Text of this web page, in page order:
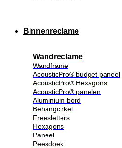
Binnenreclame
Wandreclame
Wandframe
AcousticPro® budget paneel
AcousticPro® Hexagons
AcousticPro® panelen
Aluminium bord
Behangcirkel
Freesletters
Hexagons
Paneel
Peesdoek